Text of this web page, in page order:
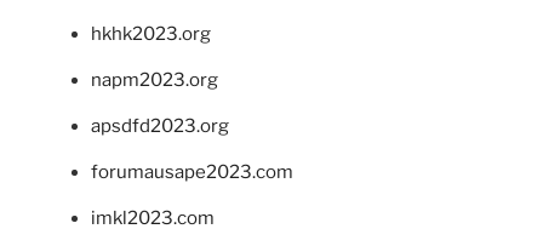
hkhk2023.org
napm2023.org
apsdfd2023.org
forumausape2023.com
imkl2023.com